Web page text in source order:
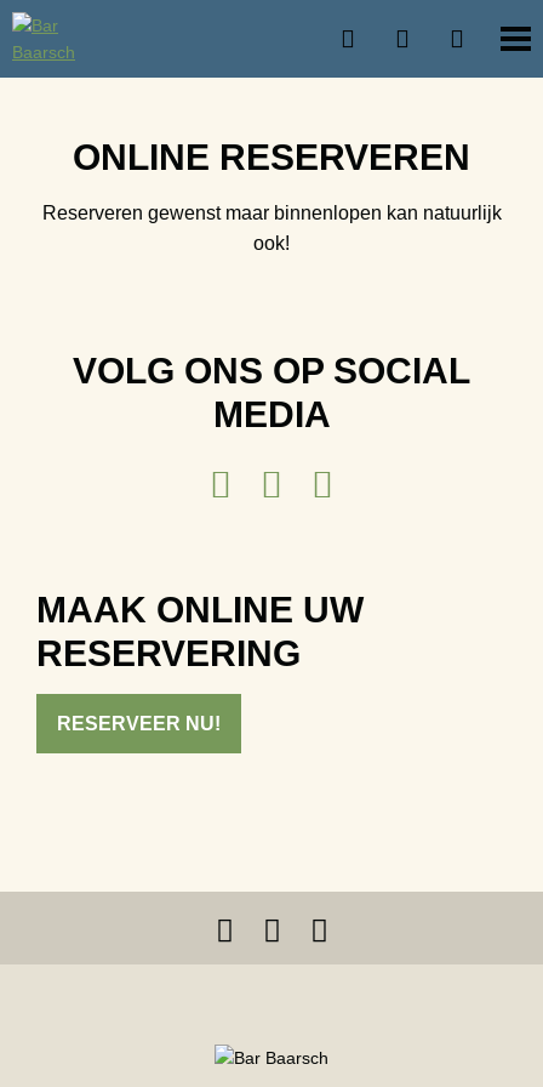
ONLINE RESERVEREN
Reserveren gewenst maar binnenlopen kan natuurlijk
ook!
VOLG ONS OP SOCIAL
MEDIA
MAAK ONLINE UW
RESERVERING
RESERVEER NU!